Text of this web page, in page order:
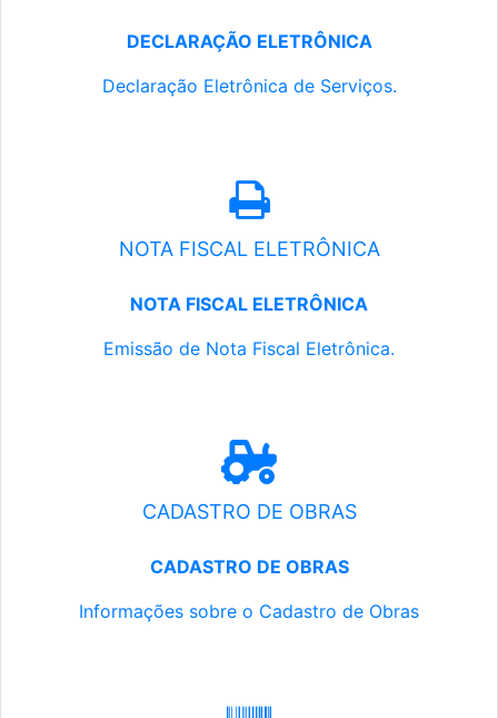
DECLARAÇÃO ELETRÔNICA
Declaração Eletrônica de Serviços.
NOTA FISCAL ELETRÔNICA
NOTA FISCAL ELETRÔNICA
Emissão de Nota Fiscal Eletrônica.
CADASTRO DE OBRAS
CADASTRO DE OBRAS
Informações sobre o Cadastro de Obras